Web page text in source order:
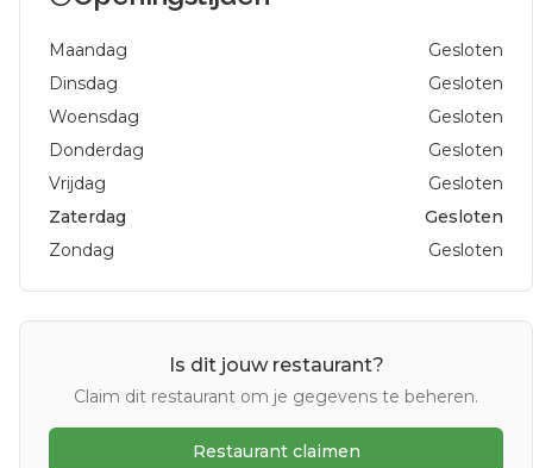
Maandag
Gesloten
Dinsdag
Gesloten
Woensdag
Gesloten
Donderdag
Gesloten
Vrijdag
Gesloten
Zaterdag
Gesloten
Zondag
Gesloten
Is dit jouw restaurant?
Claim dit restaurant om je gegevens te beheren.
Restaurant claimen